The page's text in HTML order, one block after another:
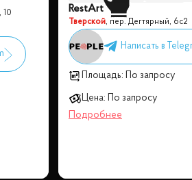
10
Центр Москвы
RestArt
Тверской, пер. Дегтярный, 6с2
Площадь: По запросу
Цена: По запросу